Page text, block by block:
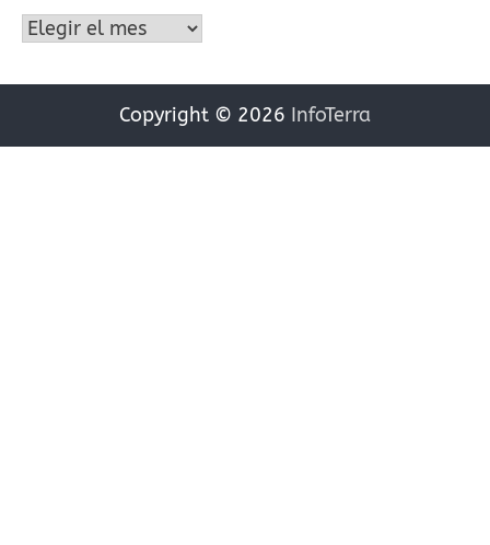
Archivos
Copyright © 2026 InfoTerra